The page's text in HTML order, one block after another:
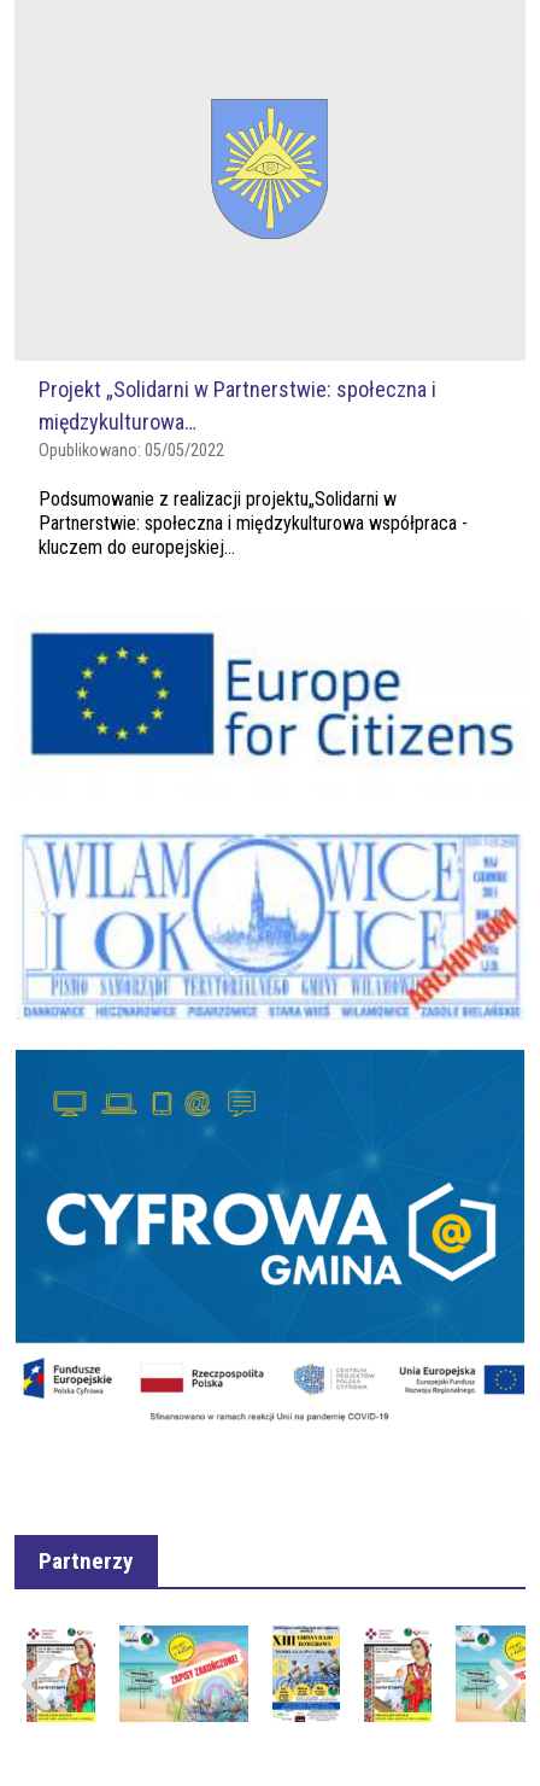
Projekt „Solidarni w Partnerstwie: społeczna i
międzykulturowa…
Opublikowano: 05/05/2022
Podsumowanie z realizacji projektu„Solidarni w
Partnerstwie: społeczna i międzykulturowa współpraca -
kluczem do europejskiej...
Partnerzy